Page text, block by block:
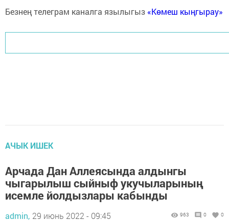
Безнең телеграм каналга язылыгыз «Көмеш кыңгырау»
АЧЫК ИШЕК
Арчада Дан Аллеясында алдынгы
чыгарылыш сыйныф укучыларының
исемле йолдызлары кабынды
admin, 29 июнь 2022 - 09:45 963 0 0